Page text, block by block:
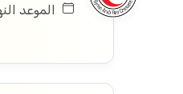
الموعد النهائي: